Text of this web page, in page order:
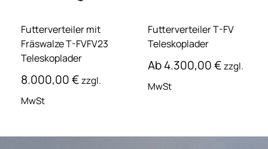
Futterverteiler mit
Fräswalze T-FVFV23
Teleskoplader
8.000,00€ zzgl.
MwSt
Futterverteiler T-FV
Teleskoplader
Ab4.300,00€zzgl.
MwSt